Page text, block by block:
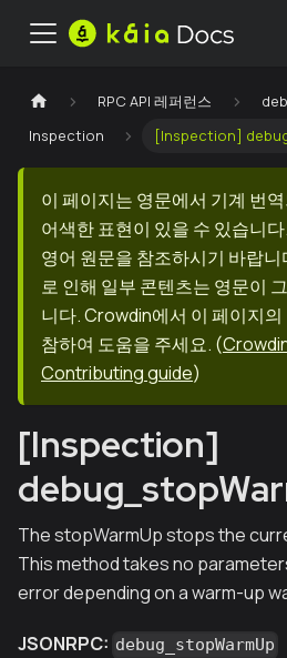
RPC API 레퍼런스
Inspection
[Inspection]
이 페이지는 영문에서 기계 번
어색한 표현이 있을 수 있습니
영어 원문을 참조하시기 바랍
로 인해 일부 콘텐츠는 영문이
니다. Crowdin에서 이 페이지
참하여 도움을 주세요. (
Contributing guide)
[Inspection]
The stopWarmUp stops the
This method takes no
error depending on a warm-up
JSONRPC: debug_stopWarmUp